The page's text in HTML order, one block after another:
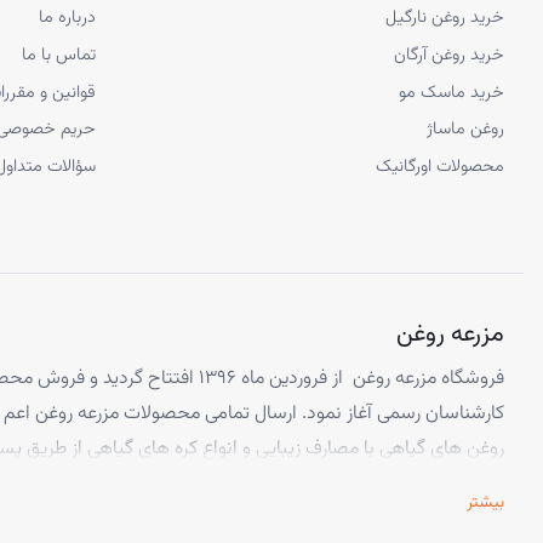
یکی از مهمترین و پرکاربردترین خواص این روغن، استفاده از ان برایاز بین
آشکار می شود. امروزه از این روغن به مقدار زیاد در تهیه مواد آرایشی و
خرید روغن نارگیل
خرید روغن آرگان
خرید ماسک مو
روغن ماساژ
محصولات اورگانیک
درباره ما
تماس با ما
قوانین و
حریم
سؤالات
مزرعه روغن
فروشگاه مزرعه روغن از فروردین ماه ۱۳۹۶
کارشناسان رسمی آغاز نمود. ارسال تمامی محصولات مزرعه روغن اعم
روغن های گیاهی با مصارف زیبایی و انواع کره های گیاهی از طریق
تا زمان رسیدن محصول به دست مشتری خود را ملزم به پیگیری
بیشتر